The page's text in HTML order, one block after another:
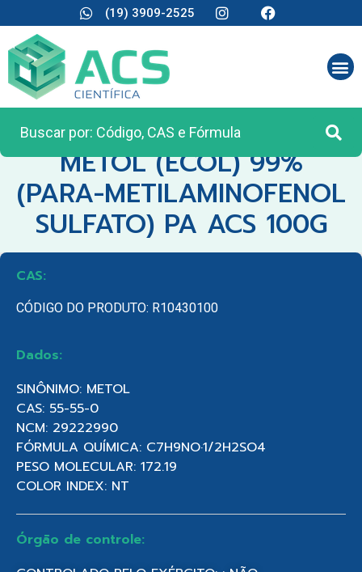
(19) 3909-2525
CATEGORIA:REAGENTES ANALÍTICOS
METOL (ECOL) 99%
(PARA-METILAMINOFENOL
SULFATO) PA ACS 100G
CAS:
CÓDIGO DO PRODUTO: R10430100
Dados:
SINÔNIMO: METOL
CAS: 55-55-0
NCM: 29222990
FÓRMULA QUÍMICA: C7H9NO·1/2H2SO4
PESO MOLECULAR: 172.19
COLOR INDEX: NT
Órgão de controle: